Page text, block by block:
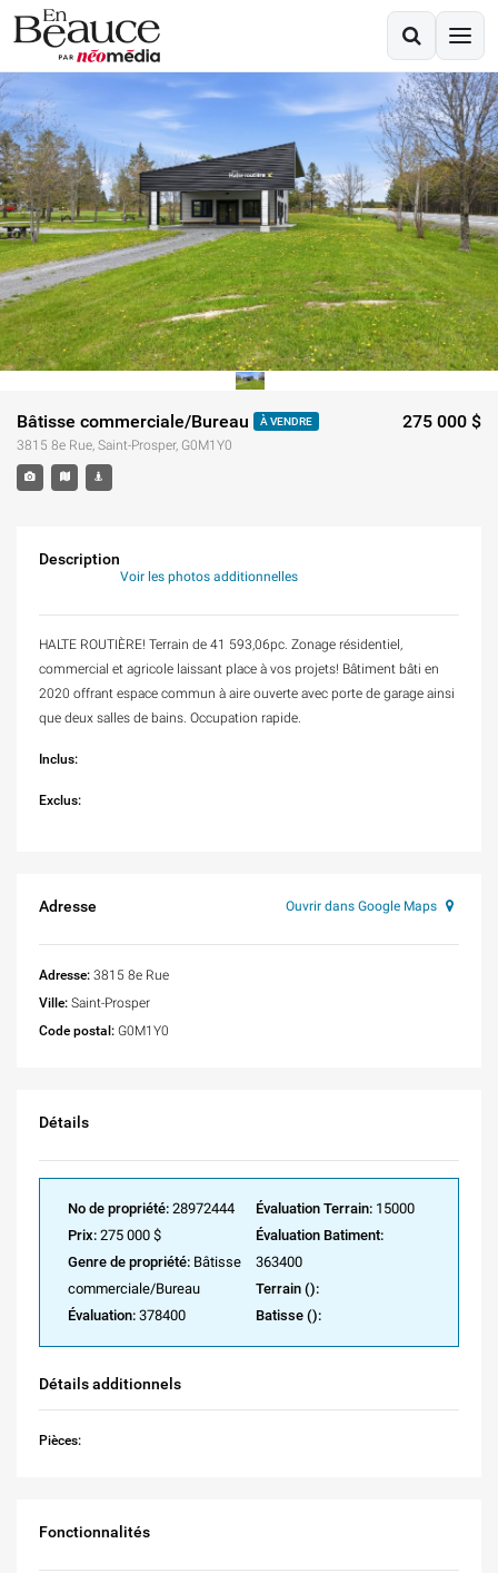
Bâtisse commerciale/Bureau À VENDRE
3815 8e Rue, Saint-Prosper, G0M1Y0
275 000 $
Description
Voir les photos additionnelles
HALTE ROUTIÈRE! Terrain de 41 593,06pc. Zonage résidentiel,
commercial et agricole laissant place à vos projets! Bâtiment bâti en
2020 offrant espace commun à aire ouverte avec porte de garage ainsi
que deux salles de bains. Occupation rapide.
Inclus:
Exclus:
Adresse Ouvrir dans Google Maps
Adresse: 3815 8e Rue
Ville: Saint-Prosper
Code postal: G0M1Y0
Détails
No de propriété: 28972444
Prix: 275 000 $
Genre de propriété: Bâtisse
commerciale/Bureau
Évaluation: 378400
Évaluation Terrain: 15000
Évaluation Batiment:
363400
Terrain ():
Batisse ():
Détails additionnels
Pièces:
Fonctionnalités